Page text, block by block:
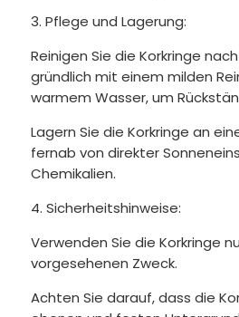
3. Pflege und Lagerung:
Reinigen Sie die Korkringe
gründlich mit einem milden
warmem Wasser, um
Lagern Sie die Korkringe an
fernab von direkter
Chemikalien.
4. Sicherheitshinweise:
Verwenden Sie die Korkringe
vorgesehenen Zweck.
Achten Sie darauf, dass die